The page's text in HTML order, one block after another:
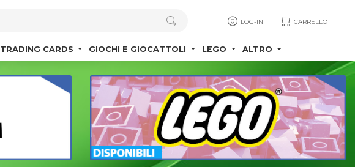
LOG-IN CARRELLO
TRADING CARDS GIOCHI E GIOCATTOLI LEGO ALTRO